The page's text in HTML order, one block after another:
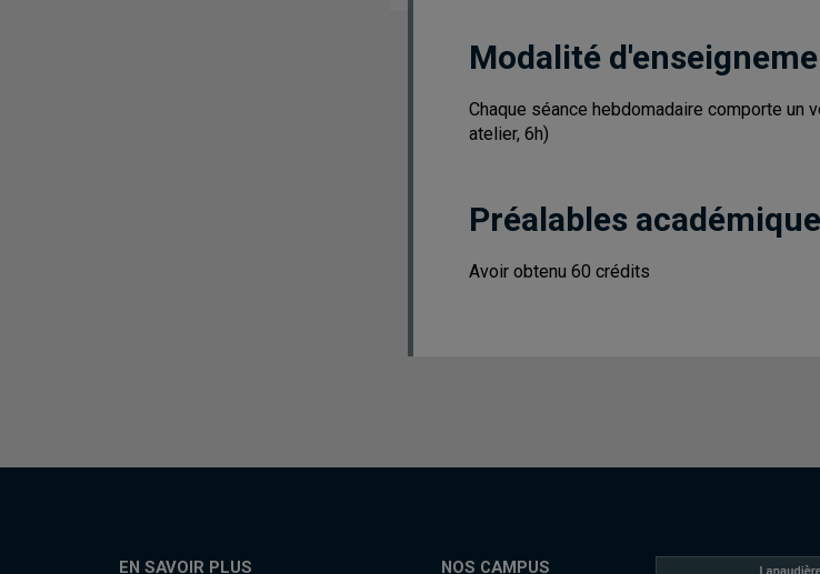
Modalité
Chaque séance hebdomadaire comporte un
atelier, 6h)
Préalables
Avoir obtenu 60 crédits
EN SAVOIR PLUS NOS CAMPUS